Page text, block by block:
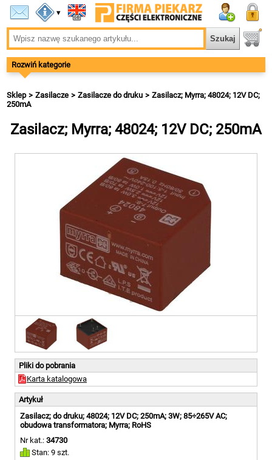
▾
Rozwiń kategorie
Sklep Zasilacze Zasilacze do druku
Zasilacz; Myrra; 48024; 12V DC;
250mA
Zasilacz; Myrra; 48024; 12V DC; 250mA
Pliki do pobrania
Karta katalogowa
Artykuł
Zasilacz; do druku; 48024; 12V DC; 250mA; 3W; 85÷265V AC;
obudowa transformatora; Myrra; RoHS
Nr kat.: 34730
Stan: 9 szt.